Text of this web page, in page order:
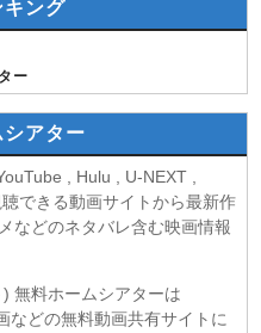
譚- 第3話
5話
年8月8日
女 第17話
6話
ゲーマーは廃設定の異世界で
ング
ー
アター
, Hulu , U-NEXT ,
できる動画サイトから最新作
などのネタバレ含む映画情報
無料ホームシアターは
どの無料動画共有サイトに